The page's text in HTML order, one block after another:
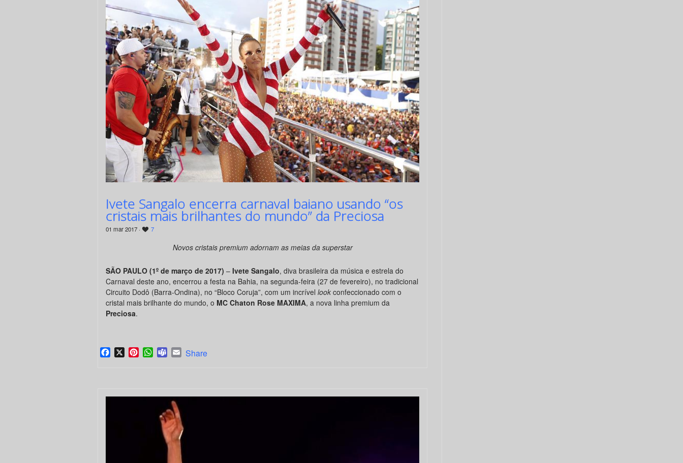
Ivete Sangalo encerra carnaval baiano usando “os
cristais mais brilhantes do mundo” da Preciosa
01 mar 2017 · 7
Novos cristais premium adornam as meias da superstar
SÃO PAULO (1º de março de 2017) – Ivete Sangalo, diva brasileira da música e estrela do
Carnaval deste ano, encerrou a festa na Bahia, na segunda-feira (27 de fevereiro), no tradicional
Circuito Dodô (Barra-Ondina), no “Bloco Coruja”, com um incrível look confeccionado com o
cristal mais brilhante do mundo, o MC Chaton Rose MAXIMA, a nova linha premium da
Preciosa.
Facebook
X PinterestWhatsApp
TeamsEmail
Share